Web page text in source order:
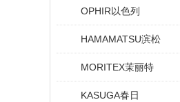
OPHIR以色列
HAMAMATSU滨松
MORITEX茉丽特
KASUGA春日